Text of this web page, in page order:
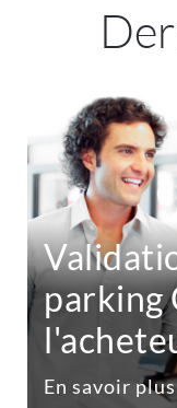
parking
En savoir plus